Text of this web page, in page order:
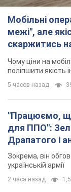
Мобільні
межі", але
скаржитись
Чому ціни на
поліпшити якість
5 часов назад
"Працюємо,
для ППО":
Драпатого і
Зокрема, він
українській армії
2 часа назад